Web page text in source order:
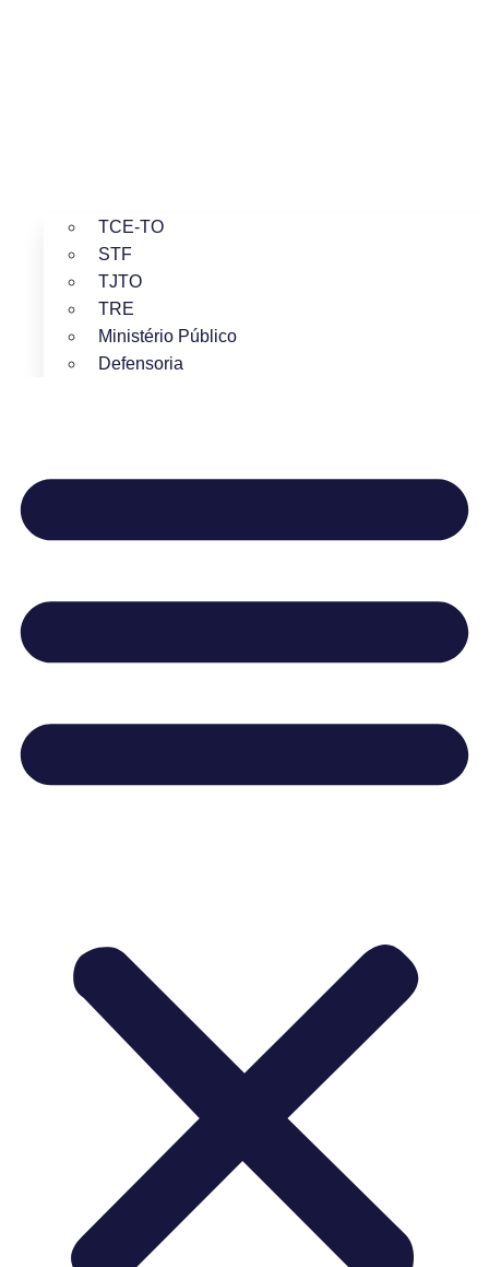
TCE-TO
STF
TJTO
TRE
Ministério Público
Defensoria